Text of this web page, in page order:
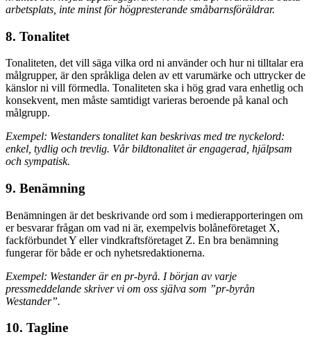
arbetsplats, inte minst för högpresterande småbarnsföräldrar.
8. Tonalitet
Tonaliteten, det vill säga vilka ord ni använder och hur ni tilltalar era
målgrupper, är den språkliga delen av ett varumärke och uttrycker de
känslor ni vill förmedla. Tonaliteten ska i hög grad vara enhetlig och
konsekvent, men måste samtidigt varieras beroende på kanal och
målgrupp.
Exempel: Westanders tonalitet kan beskrivas med tre nyckelord:
enkel, tydlig och trevlig. Vår bildtonalitet är engagerad, hjälpsam
och sympatisk.
9. Benämning
Benämningen är det beskrivande ord som i medierapporteringen om
er besvarar frågan om vad ni är, exempelvis bolåneföretaget X,
fackförbundet Y eller vindkraftsföretaget Z. En bra benämning
fungerar för både er och nyhetsredaktionerna.
Exempel: Westander är en pr-byrå. I början av varje
pressmeddelande skriver vi om oss själva som ”pr-byrån
Westander”.
10. Tagline